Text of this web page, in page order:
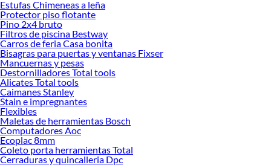
Estufas Chimeneas a leña
Protector piso flotante
Pino 2x4 bruto
Filtros de piscina Bestway
Carros de feria Casa bonita
Bisagras para puertas y ventanas Fixser
Mancuernas y pesas
Destornilladores Total tools
Alicates Total tools
Caimanes Stanley
Stain e impregnantes
Flexibles
Maletas de herramientas Bosch
Computadores Aoc
Ecoplac 8mm
Coleto porta herramientas Total
Cerraduras y quincalleria Dpc